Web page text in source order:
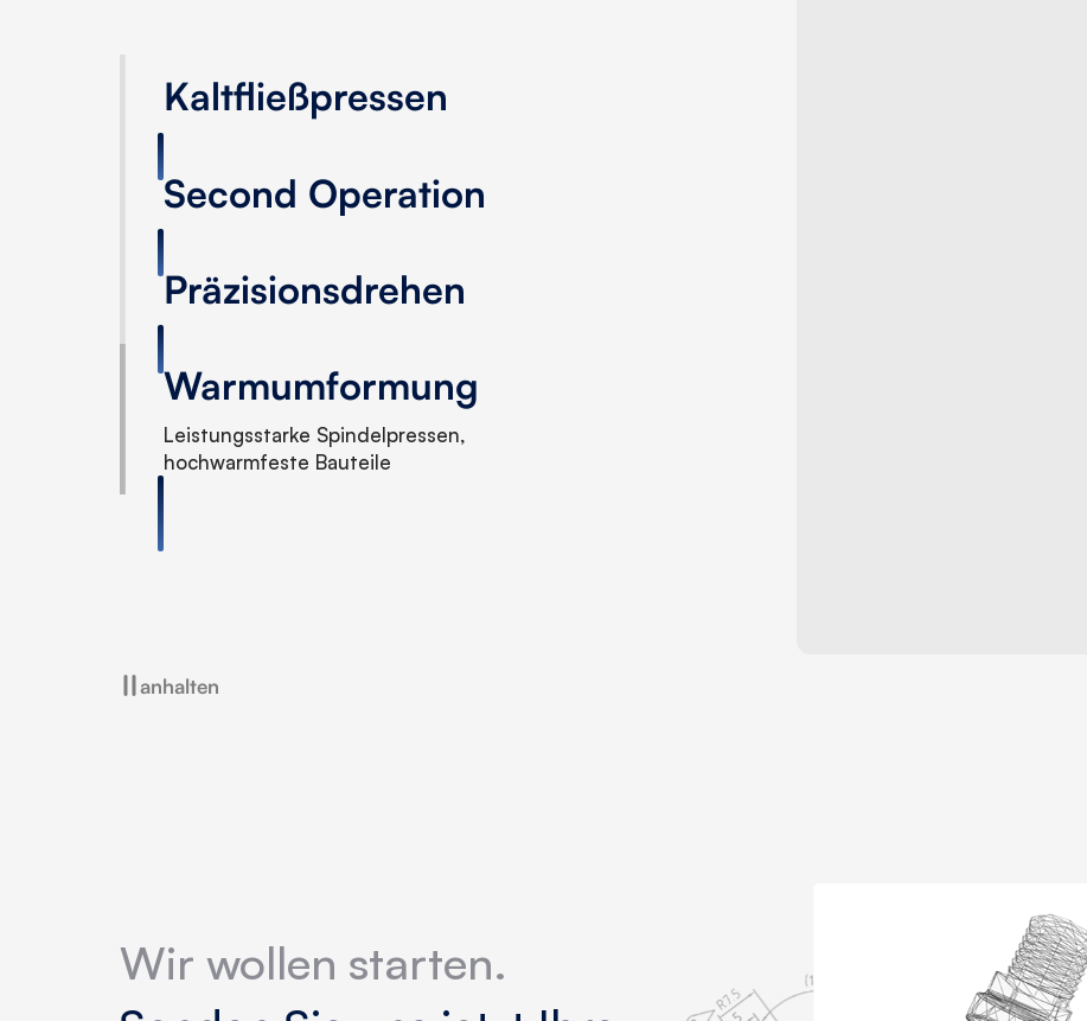
Kaltfließpressen
Second Operation
Präzisionsdrehen
Warmumformung
Leistungsstarke Spindelpressen,
hochwarmfeste Bauteile
anhalten
Wir wollen starten.